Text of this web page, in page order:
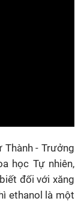
Thành - Trưởng
học Tự nhiên,
đối với xăng
ethanol là một